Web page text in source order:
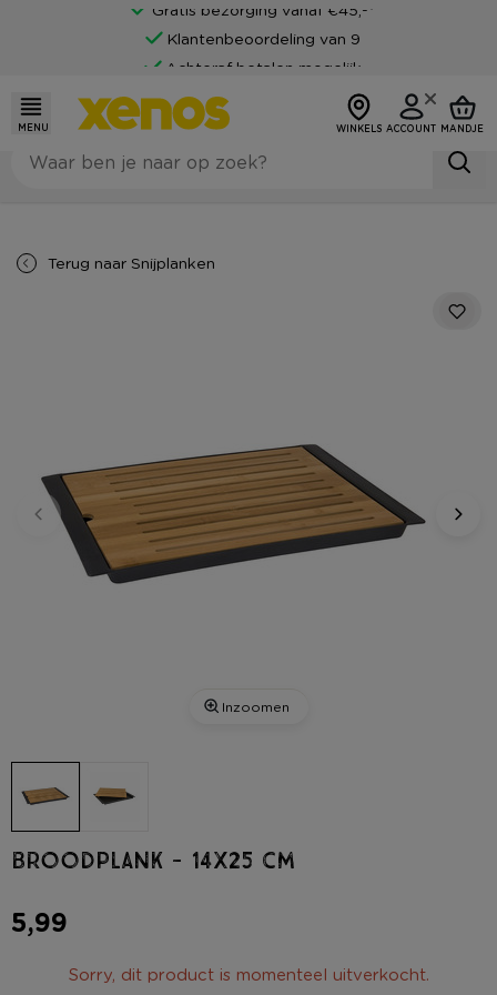
Gratis bezorging vanaf €45,-*
Klantenbeoordeling van 9
Achteraf betalen mogelijk
MENU WINKELS ACCOUNT MANDJE
Terug naar Snijplanken
Inzoomen
Broodplank - 14x25 cm
5,99
Sorry, dit product is momenteel uitverkocht.